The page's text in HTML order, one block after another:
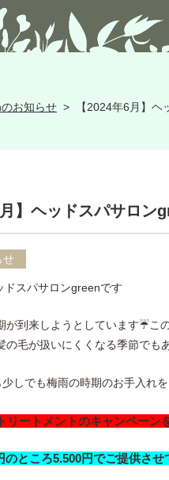
お知らせ > 【2024年6月】
月】ヘッドスパサロン
せ
ドスパサロンgreenです
が到来しようとしています☔こ
の毛が扱いにくくなる季節でも
しでも梅雨の時期のお手入れ
リートメントのキャンペーン
のところ5.500円でご提供させ